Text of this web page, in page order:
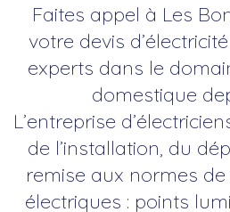
Faites appel à Les
votre devis
experts dans le
domestique
L’entreprise
de l’installation, du
remise aux normes
électriques : points